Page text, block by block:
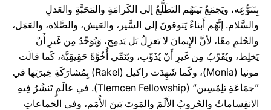
بِتَنَوُّعِه، ويَجمَعُ بَينَهُم التَطَلُّعُ إلى الكَرامَةِ والمَحَبَّةِ والعَدلِ
والسَّلام. إنَّهُم أَبناءٌ يَتوقونَ إلى السَّير، والعَيش، والصَّلاة، والعَمَل،
والحُلمِ معًا، لأنَّ الإِيمانَ لا يَعزِلُ بَل يَدمِج، وَيُوَحِّدُ مِن غَيرِ أَنْ
يَخلِط، ويُقَرِّبُ مِن غَيرِ أَنْ يُذَوِّب، ويُنَمِّي أُخُوَّةً حَقِيقِيَّة، كَما قالَت
مونيا (Monia)، وكَما شَهِدَت راكيل (Rakel) بِمُشارَكَةِ خِبرَتِها في
”جمَاعَةِ تلِمْسِين“ (Tlemcen Fellowship). في عالَمٍ تَنشُرُ فِيهِ
الانقِساماتُ والحُروبُ الأَلَمَ والمَوتَ بَينَ الأُمَم، وفي الجَماعاتِ